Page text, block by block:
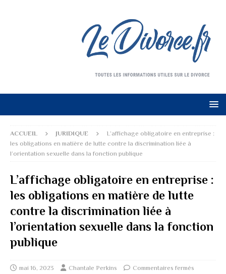
ACCUEIL JURIDIQUE
L’affichage obligatoire en entreprise :
les obligations en matière de lutte contre la discrimination liée à
l’orientation sexuelle dans la fonction publique
L’affichage obligatoire en entreprise :
les obligations en matière de lutte
contre la discrimination liée à
l’orientation sexuelle dans la fonction
publique
mai 16, 2023 Chantale Perkins Commentaires fermés